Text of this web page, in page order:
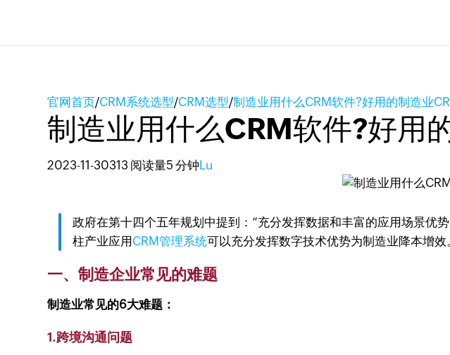
官网首页/CRM系统选型/CRM选型/制造业用什么CRM软件?好用的制造业
制造业用什么CRM软件?好用
2023-11-30313 阅读量5 分钟 Lu
政府在第十四个五年规划中提到：“充分发挥数据和丰富的应用场景优
柱产业应用 CRM管理系统可以充分发挥数字技术优势为制造业降本增效
一、制造企业常见的难题
制造业常见的6大难题：
1.跨境沟通问题